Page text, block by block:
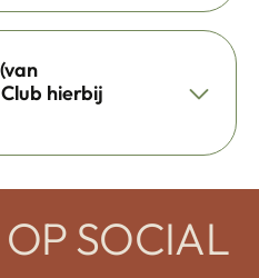
hierbij
SOCIAL